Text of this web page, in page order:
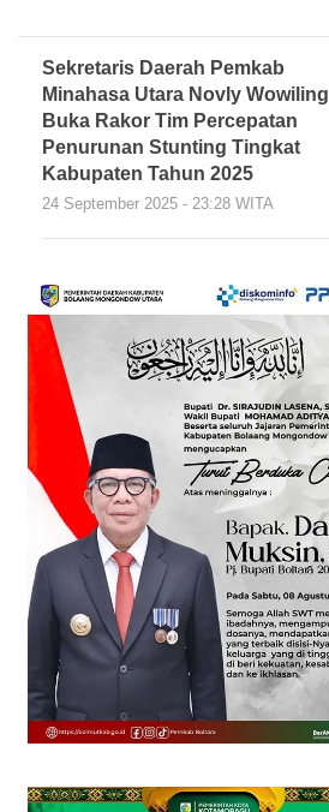
Sekretaris Daerah Pemkab
Minahasa Utara Novly Wowiling
Buka Rakor Tim Percepatan
Penurunan Stunting Tingkat
Kabupaten Tahun 2025
24 September 2025 - 23:28 WITA